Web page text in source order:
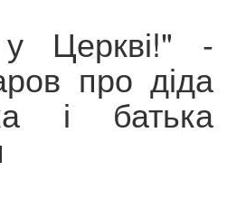
Церкві!" -
про діда
і батька